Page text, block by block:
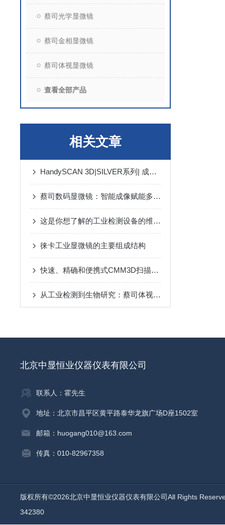
蔡司光学显微镜
蔡司金相显微镜
蔡司体视显微镜
查看全部产品
相关文章
HandySCAN 3D|SILVER系列| 成熟可靠、值得信赖、高性价比的专业级3D扫描仪
蔡司数码显微镜：智能成像赋能多场景精准观测
这是你想了解的工业检测设备的维护保养要点吗？
徕卡工业显微镜的主要组成结构
快速、精确和便携式CMM3D扫描仪：MetraSCAN 3D系列
从工业检测到生物研究：蔡司体视显微镜的全场景应用指南
北京中显恒业仪器仪表有限公司
联系人：霍先生
地址：北京市昌平区黄平路泰华龙旗广场D座1502室
邮箱：huogang010@163.com
传真：010-82967358
版权所有©2026北京中显恒业仪器仪表有限公司All Rights
342380